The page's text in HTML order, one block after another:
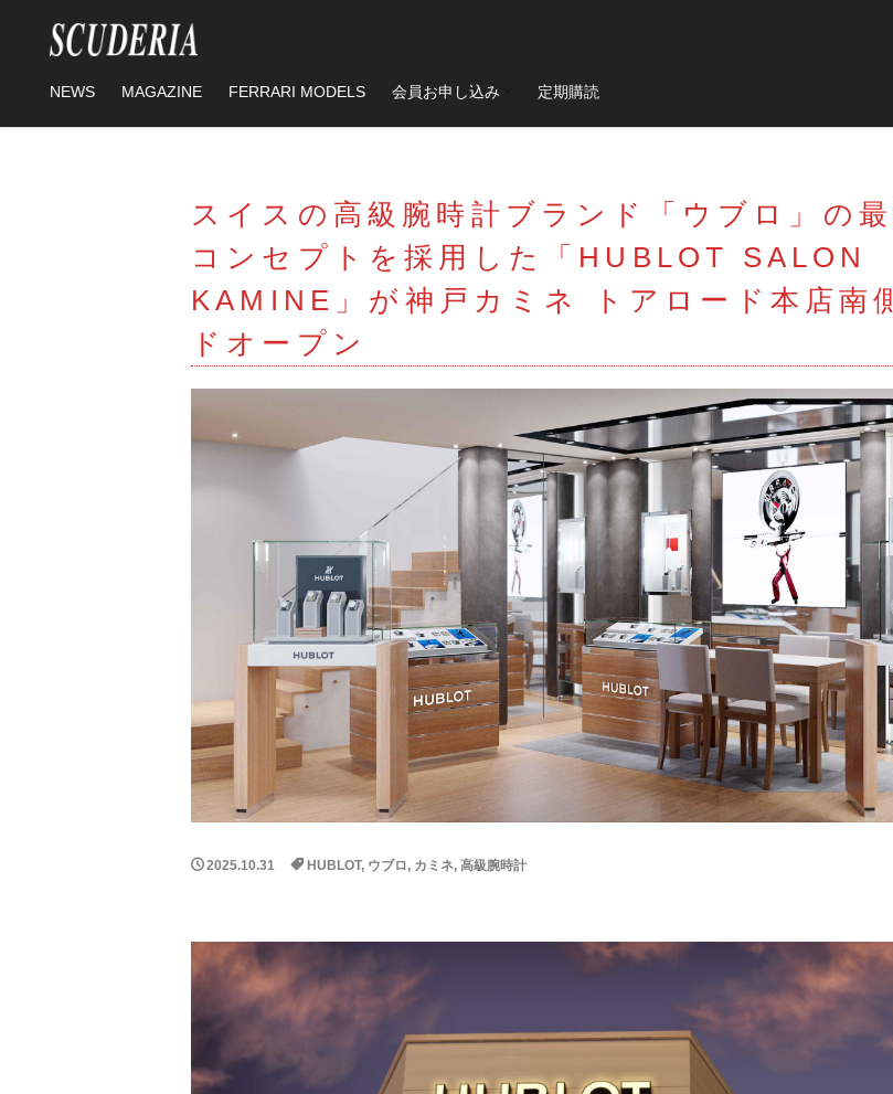
NEWS MAGAZINE FERRARI MODELS 会員お申し込み 定期購読
スイスの高級腕時計ブランド「ウブロ」の
コンセプトを採用した「HUBLOT SALON
KAMINE」が神戸カミネ トアロード本店南
ドオープン
2025.10.31 HUBLOT, ウブロ, カミネ, 高級腕時計
348tb 348ts Mondial t
308GTB 208GTB 512BB GTBturbo 360 Modena 456M
288GTO ENZO プロサングエ
RICHARDMILLE 296gts roma Prosangue 308GT4
TOPTIME SatoTakuma Mclaren RM65-01 伊勢丹新宿店
MARK&LONA GOLF 木村拓哉 リシャールミル
RICHARD MILLE F80 12Cilindli MOVE eBike ferrari
現代アート
能登カントリークラブ 296speciale
296challenge 宮里優作 石川遼 成田美寿々 青木瀬令奈
KMG オークション KARUIZAWA MOTOR GATHERING クラシック
RossoScuderia ディディエ・ドログバ シャルル・ル
HUBLOT ウブロ カミネ 高級腕時計 リーン・ロゼ ドリ
olivierroset 2026春夏コレクション フェラーリSC40
代官山蔦屋書店 ART SPARK2026 RM41-01 トゥールビヨン
Jean-Marc Fleury TIME TO WATCHES 2026 WATCH＆WONDERS 2026
scuderia_mag ISAIA Japan Edition 池内博之 Special Projects
DEAGOSTINI デアゴスティーニ リーン・ロゼ梅田 紫吹淳
ウェレンドルフ バースデーリング2026 日本橋三越本店 本館1階ステージ
75周年記念モデル WEC 世界耐久選手権 Kamine
AnitaPorchet